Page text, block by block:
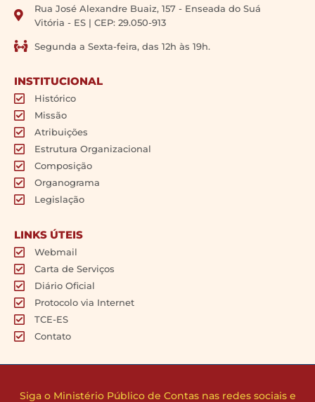
Rua José Alexandre Buaiz, 157 - Enseada do Suá
Vitória - ES | CEP: 29.050-913
Segunda a Sexta-feira, das 12h às 19h.
INSTITUCIONAL
Histórico
Missão
Atribuições
Estrutura Organizacional
Composição
Organograma
Legislação
LINKS ÚTEIS
Webmail
Carta de Serviços
Diário Oficial
Protocolo via Internet
TCE-ES
Contato
Siga o Ministério Público de Contas nas redes sociais e